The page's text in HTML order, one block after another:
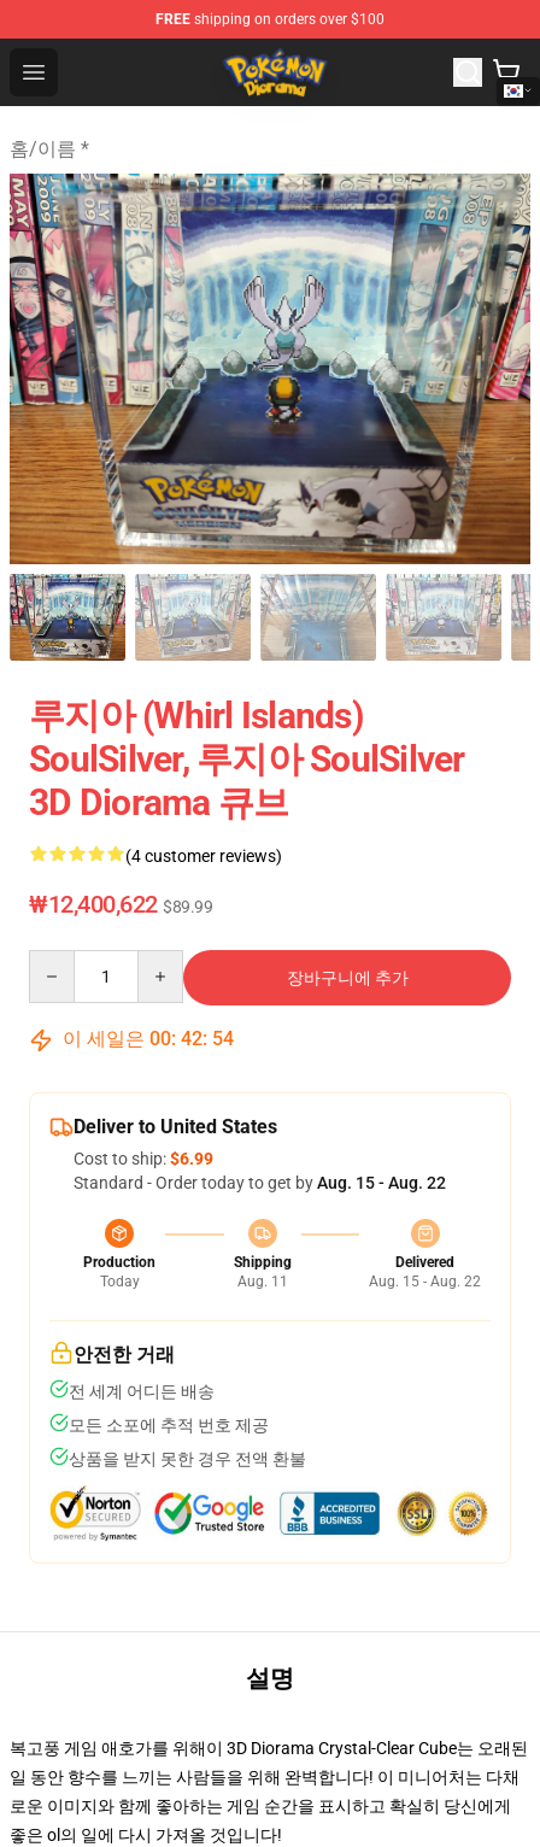
FREE shipping on orders over $100
Open menu
Pokemon Diorama Shop - The Best Store of Pokemon
홈/이름 *
루지아 (Whirl Islands)
SoulSilver, 루지아 SoulSilver
3D Diorama 큐브
(4 customer reviews)
₩12,400,622 $89.99
장바구니에 추가
이 세일은 00: 42: 54
Deliver to United States
Cost to ship:$6.99
Standard - Order today to get byAug. 15 - Aug. 22
Production
Today
Shipping
Aug. 11
Delivered
Aug. 15 - Aug. 22
안전한 거래
전 세계 어디든 배송
모든 소포에 추적 번호 제공
상품을 받지 못한 경우 전액 환불
설명
복고풍 게임 애호가를 위해이 3D Diorama Crystal-Clear Cube는 오래된
일 동안 향수를 느끼는 사람들을 위해 완벽합니다! 이 미니어처는 다채
로운 이미지와 함께 좋아하는 게임 순간을 표시하고 확실히 당신에게
좋은 ol의 일에 다시 가져올 것입니다!